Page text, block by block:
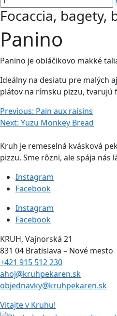
Focaccia, bagety,
Panino
Panino je obláčikovo mäkké
Ideálny na desiatu pre malých
plátov na rímsku pizzu, tvarujú
Navigácia
v
článku
Previous: Pain aux raisins
Next: Yuzu Monkey Bread
Kruh je remeselná kvásková
pizzu. Sme rôzni, ale spája
Instagram
Facebook
Instagram
Facebook
KRUH, Vajnorská 21
831 04 Bratislava – Nové mesto
+421 915 512 230
ahoj@kruhpekaren.sk
objednavky@kruhpekaren.sk
Vitajtev Kruhu!